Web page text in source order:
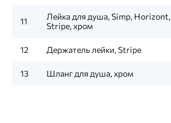
11
Лейка для душа, Simp, Horizont,
Stripe, хром
12 Держатель лейки, Stripe
13 Шланг для душа, хром